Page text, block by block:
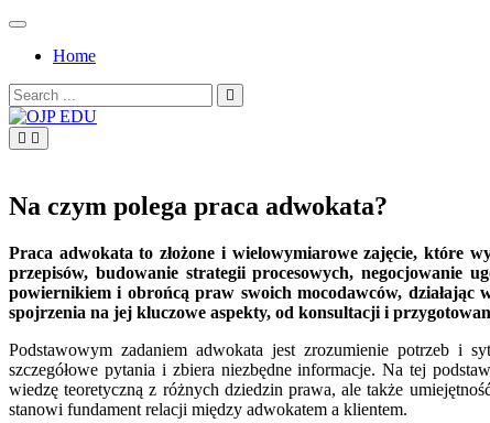
Skip
contentHome
Search
for:
Na czym polega praca adwokata?
Praca adwokata to złożone i wielowymiarowe zajęcie, które
przepisów, budowanie strategii procesowych, negocjowanie
powiernikiem i obrońcą praw swoich mocodawców,
spojrzenia na jej kluczowe aspekty, od konsultacji i
Podstawowym zadaniem adwokata jest zrozumienie potrzeb i
szczegółowe pytania i zbiera niezbędne informacje. Na tej
wiedzę teoretyczną z różnych dziedzin prawa, ale także
stanowi fundament relacji między adwokatem a klientem.